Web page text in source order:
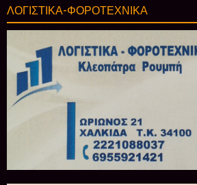
ΛΟΓΙΣΤΙΚΑ-ΦΟΡΟΤΕΧΝΙΚΑ